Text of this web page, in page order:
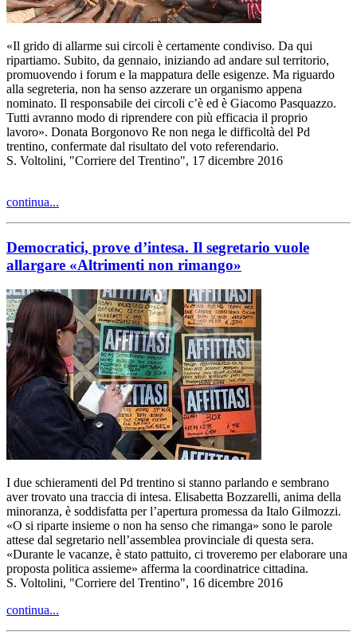
«Il grido di allarme sui circoli è certamente condiviso. Da qui
ripartiamo. Subito, da gennaio, iniziando ad andare sul territorio,
promuovendo i forum e la mappatura delle esigenze. Ma riguardo
alla segreteria, non ha senso azzerare un organismo appena
nominato. Il responsabile dei circoli c’è ed è Giacomo Pasquazzo.
Tutti avranno modo di riprendere con più efficacia il proprio
lavoro». Donata Borgonovo Re non nega le difficoltà del Pd
trentino, confermate dal risultato del voto referendario.
S. Voltolini, "Corriere del Trentino", 17 dicembre 2016
continua...
Democratici, prove d’intesa. Il segretario vuole
allargare «Altrimenti non rimango»
I due schieramenti del Pd trentino si stanno parlando e sembrano
aver trovato una traccia di intesa. Elisabetta Bozzarelli, anima della
minoranza, è soddisfatta per l’apertura promessa da Italo Gilmozzi.
«O si riparte insieme o non ha senso che rimanga» sono le parole
attese dal segretario nell’assemblea provinciale di questa sera.
«Durante le vacanze, è stato pattuito, ci troveremo per elaborare una
proposta politica assieme» afferma la coordinatrice cittadina.
S. Voltolini, "Corriere del Trentino", 16 dicembre 2016
continua...